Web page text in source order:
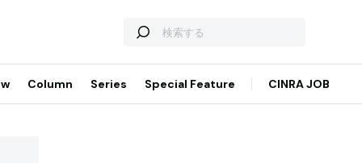
Column Series Special Feature CINRA JOB